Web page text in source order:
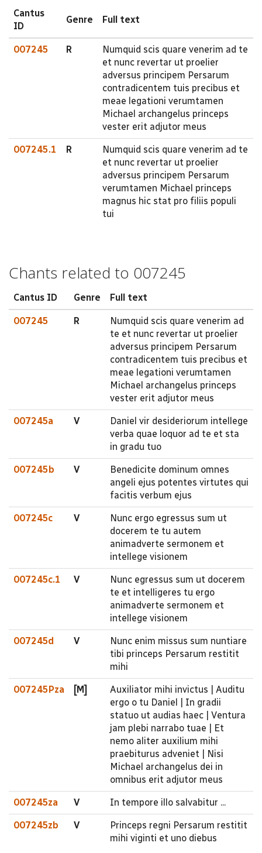
Cantus
ID
Genre Full text
007245 R
Numquid scis quare venerim ad te
et nunc revertar ut proelier
adversus principem Persarum
contradicentem tuis precibus et
meae legationi verumtamen
Michael archangelus princeps
vester erit adjutor meus
007245.1 R
Numquid scis quare venerim ad te
et nunc revertar ut proelier
adversus principem Persarum
verumtamen Michael princeps
magnus hic stat pro filiis populi
tui
Chants related to 007245
Cantus ID Genre Full text
007245 R
Numquid scis quare venerim ad
te et nunc revertar ut proelier
adversus principem Persarum
contradicentem tuis precibus et
meae legationi verumtamen
Michael archangelus princeps
vester erit adjutor meus
007245a V
Daniel vir desideriorum intellege
verba quae loquor ad te et sta
in gradu tuo
007245b V
Benedicite dominum omnes
angeli ejus potentes virtutes qui
facitis verbum ejus
007245c V
Nunc ergo egressus sum ut
docerem te tu autem
animadverte sermonem et
intellege visionem
007245c.1 V
Nunc egressus sum ut docerem
te et intelligeres tu ergo
animadverte sermonem et
intellege visionem
007245d V
Nunc enim missus sum nuntiare
tibi princeps Persarum restitit
mihi
007245Pza [M]
Auxiliator mihi invictus | Auditu
ergo o tu Daniel | In gradii
statuo ut audias haec | Ventura
jam plebi narrabo tuae | Et
nemo aliter auxilium mihi
praebiturus adveniet | Nisi
Michael archangelus dei in
omnibus erit adjutor meus
007245za V In tempore illo salvabitur ...
007245zb V
Princeps regni Persarum restitit
mihi viginti et uno diebus